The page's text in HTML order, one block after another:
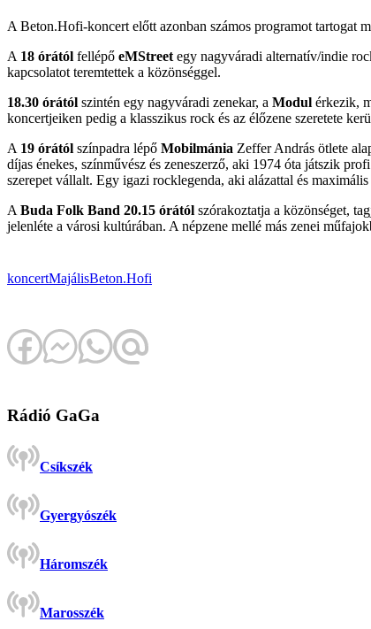
A Beton.Hofi-koncert előtt azonban számos programot tartogat
A 18 órától fellépő eMStreet egy nagyváradi alternatív/indie
kapcsolatot teremtettek a közönséggel.
18.30 órától szintén egy nagyváradi zenekar, a Modul érkezik,
koncertjeiken pedig a klasszikus rock és az élőzene szeretete
A 19 órától színpadra lépő Mobilmánia Zeffer András ötlete
díjas énekes, színművész és zeneszerző, aki 1974 óta játszik
szerepet vállalt. Egy igazi rocklegenda, aki alázattal és
A Buda Folk Band 20.15 órától szórakoztatja a közönséget,
jelenléte a városi kultúrában. A népzene mellé más zenei
koncertMajálisBeton.Hofi
Rádió GaGa
Csíkszék
Gyergyószék
Háromszék
Marosszék